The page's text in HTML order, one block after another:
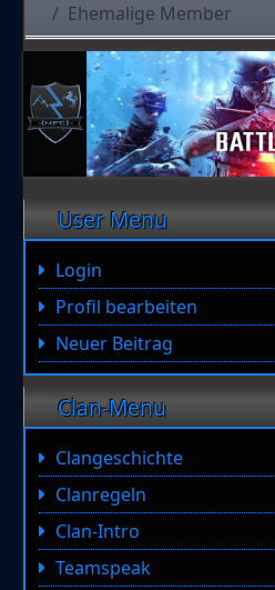
Ehemalige Member
User Menu
Login
Profil bearbeiten
Neuer Beitrag
Clan-Menu
Clangeschichte
Clanregeln
Clan-Intro
Teamspeak